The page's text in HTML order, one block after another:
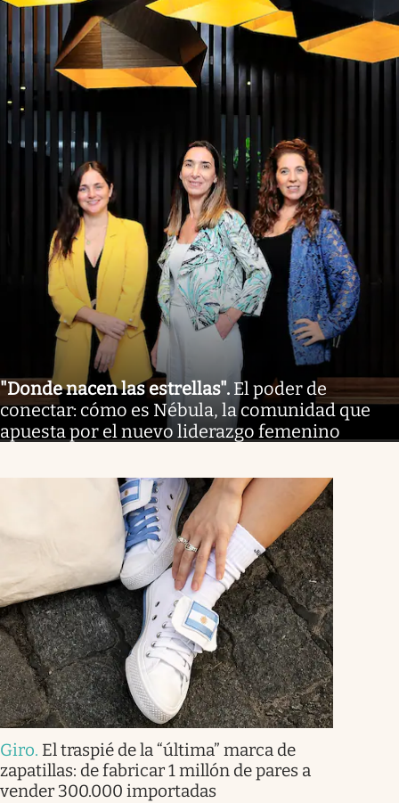
"Donde nacen las estrellas". El poder de
conectar: cómo es Nébula, la comunidad que
apuesta por el nuevo liderazgo femenino
Giro. El traspié de la “última” marca de
zapatillas: de fabricar 1 millón de pares a
vender 300.000 importadas